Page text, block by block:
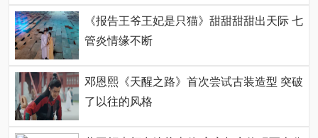
《报告王爷王妃是只猫》甜甜甜甜出天际 七
管炎情缘不断
邓恩熙《天醒之路》首次尝试古装造型 突破
了以往的风格